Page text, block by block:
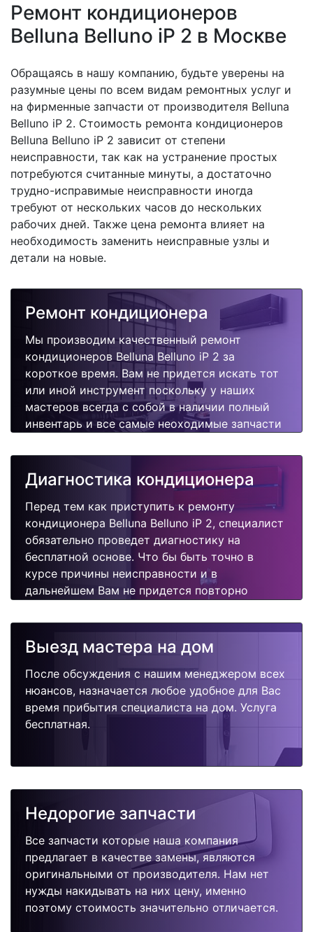
Ремонт кондиционеров
Belluna Belluno iP 2 в Москве
Обращаясь в нашу компанию, будьте уверены на
разумные цены по всем видам ремонтных услуг и
на фирменные запчасти от производителя Belluna
Belluno iP 2. Стоимость ремонта кондиционеров
Belluna Belluno iP 2 зависит от степени
неисправности, так как на устранение простых
потребуются считанные минуты, а достаточно
трудно-исправимые неисправности иногда
требуют от нескольких часов до нескольких
рабочих дней. Также цена ремонта влияет на
необходимость заменить неисправные узлы и
детали на новые.
Ремонт кондиционера
Мы производим качественный ремонт
кондиционеров Belluna Belluno iP 2 за
короткое время. Вам не придется искать тот
или иной инструмент поскольку у наших
мастеров всегда с собой в наличии полный
инвентарь и все самые неоходимые запчасти
быстро, качественно и недорого.
Диагностика кондиционера
Перед тем как приступить к ремонту
кондиционера Belluna Belluno iP 2, специалист
обязательно проведет диагностику на
бесплатной основе. Что бы быть точно в
курсе причины неисправности и в
дальнейшем Вам не придется повторно
поломок.
Выезд мастера на дом
После обсуждения с нашим менеджером всех
нюансов, назначается любое удобное для Вас
время прибытия специалиста на дом. Услуга
бесплатная.
Недорогие запчасти
Все запчасти которые наша компания
предлагает в качестве замены, являются
оригинальными от производителя. Нам нет
нужды накидывать на них цену, именно
поэтому стоимость значительно отличается.